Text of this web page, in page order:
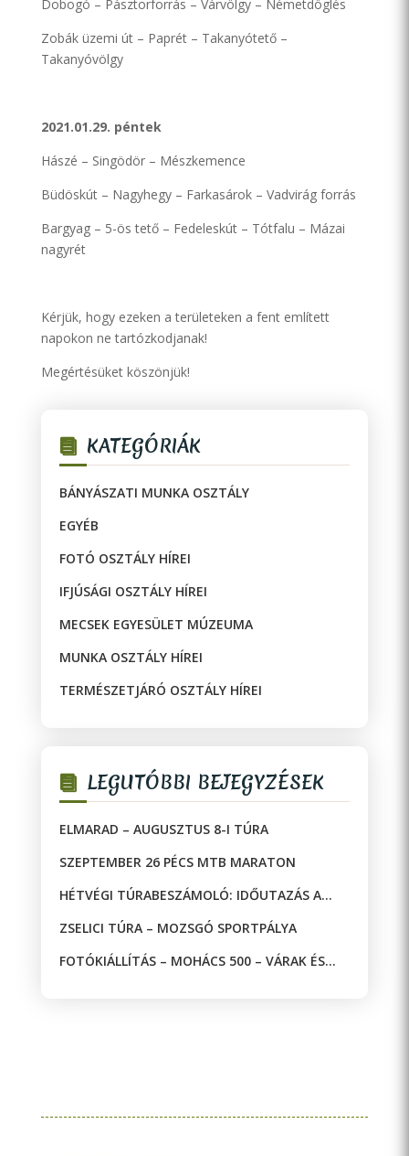
Dobogó – Pásztorforrás – Várvölgy – Németdöglés
Zobák üzemi út – Paprét – Takanyótető –
Takanyóvölgy
2021.01.29. péntek
Hászé – Singödör – Mészkemence
Büdöskút – Nagyhegy – Farkasárok – Vadvirág forrás
Bargyag – 5-ös tető – Fedeleskút – Tótfalu – Mázai
nagyrét
Kérjük, hogy ezeken a területeken a fent említett
napokon ne tartózkodjanak!
Megértésüket köszönjük!
KATEGÓRIÁK
BÁNYÁSZATI MUNKA OSZTÁLY
EGYÉB
FOTÓ OSZTÁLY HÍREI
IFJÚSÁGI OSZTÁLY HÍREI
MECSEK EGYESÜLET MÚZEUMA
MUNKA OSZTÁLY HÍREI
TERMÉSZETJÁRÓ OSZTÁLY HÍREI
LEGUTÓBBI BEJEGYZÉSEK
ELMARAD – AUGUSZTUS 8-I TÚRA
SZEPTEMBER 26 PÉCS MTB MARATON
HÉTVÉGI TÚRABESZÁMOLÓ: IDŐUTAZÁS A
ZSELICI TÚRA – MOZSGÓ SPORTPÁLYA
FOTÓKIÁLLÍTÁS – MOHÁCS 500 – VÁRAK ÉS